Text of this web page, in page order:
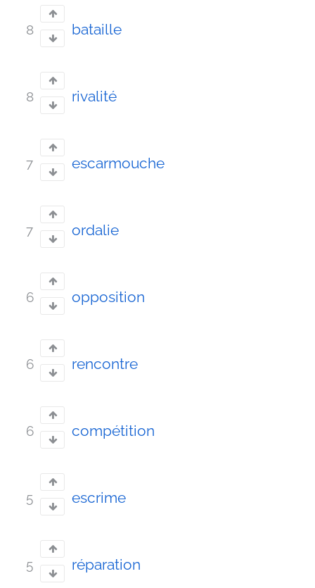
8 bataille
8 rivalité
7 escarmouche
7 ordalie
6 opposition
6 rencontre
6 compétition
5 escrime
5 réparation